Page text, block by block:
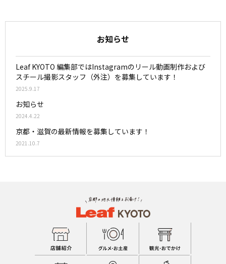
お知らせ
Leaf KYOTO 編集部ではInstagramのリール動画制作および
スチール撮影スタッフ（外注）を募集しています！
2025.9.17
お知らせ
2024.4.22
京都・滋賀の最新情報を募集しています！
2021.10.7